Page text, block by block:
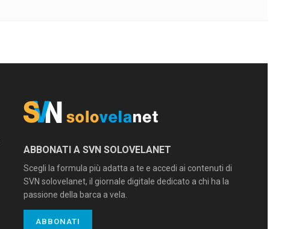
ABBONATI A SVN SOLOVELANET
Scegli la formula più adatta a te e accedi ai contenuti di
SVN solovelanet, il giornale digitale dedicato a chi ha la
passione della barca a vela.
ABBONATI